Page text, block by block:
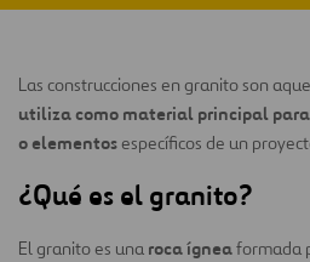
Las construcciones en granito son
utiliza como material principal
o elementos específicos de un
¿Qué es el granito?
El granito es una roca ígneaformada